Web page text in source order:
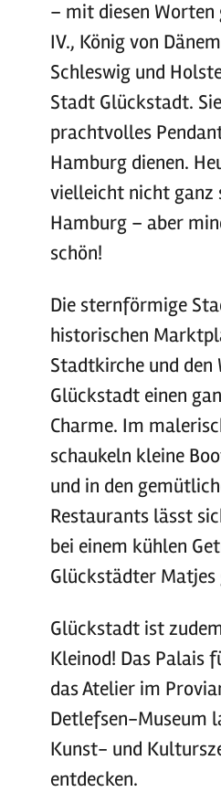
– mit diesen
IV., König von
Schleswig und
Stadt Glückstadt.
prachtvolles
Hamburg dienen.
vielleicht nicht ganz
Hamburg – aber
schön!
Die sternförmige
historischen
Stadtkirche und
Glückstadt einen
Charme. Im
schaukeln kleine
und in den
Restaurants lässt
bei einem kühlen
Glückstädter Matjes
Glückstadt ist
Kleinod! Das Palais
das Atelier im
Detlefsen-Museum
Kunst- und
entdecken.